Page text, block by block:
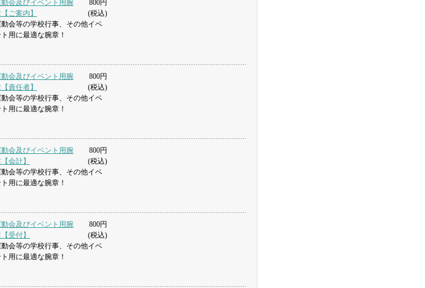
会及びイベント用腕
ご案内】
800円
(税込)
会等の学校行事、その他イベ
ト用に最適な腕章！
会及びイベント用腕
責任者】
800円
(税込)
会等の学校行事、その他イベ
ト用に最適な腕章！
会及びイベント用腕
会計】
800円
(税込)
会等の学校行事、その他イベ
ト用に最適な腕章！
会及びイベント用腕
受付】
800円
(税込)
会等の学校行事、その他イベ
ト用に最適な腕章！